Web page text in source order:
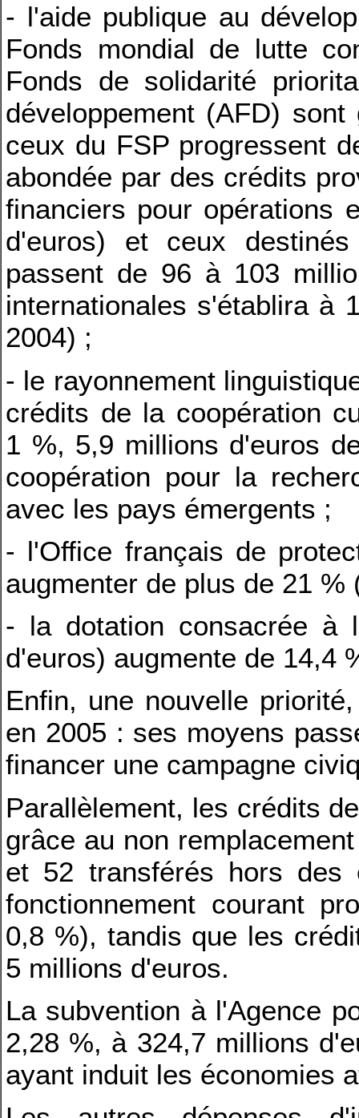
- l'aide publique au
Fonds mondial de lutte
Fonds de solidarité
développement (AFD)
ceux du FSP progressent
abondée par des crédits
financiers pour opérations
d'euros) et ceux destinés
passent de 96 à 103
internationales s'établira à
2004) ;
- le rayonnement
crédits de la coopération
1 %, 5,9 millions d'euros
coopération pour la
avec les pays émergents ;
- l'Office français de
augmenter de plus de 21
- la dotation consacrée à
d'euros) augmente de 14,4
Enfin, une nouvelle
en 2005 : ses moyens
financer une campagne
Parallèlement, les crédits
grâce au non
et 52 transférés hors des
fonctionnement courant
0,8 %), tandis que les
5 millions d'euros.
La subvention à l'Agence
2,28 %, à 324,7 millions
ayant induit les économies